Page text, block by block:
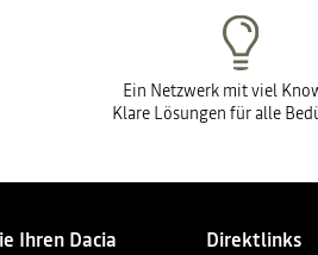
Ein Netzwerk mit viel
Klare Lösungen für alle
Ihren Dacia Direktlinks